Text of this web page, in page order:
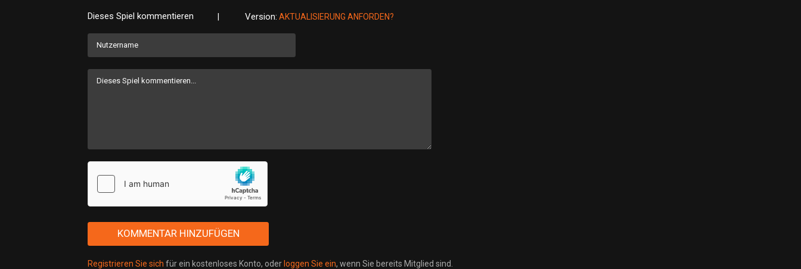
Dieses Spiel kommentieren Version: AKTUALISIERUNG ANFORDEN?
Registrieren Sie sich für ein kostenloses Konto, oder loggen Sie ein, wenn Sie bereits Mitglied sind.